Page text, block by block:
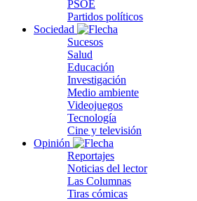
PSOE
Partidos políticos
Sociedad
Sucesos
Salud
Educación
Investigación
Medio ambiente
Videojuegos
Tecnología
Cine y televisión
Opinión
Reportajes
Noticias del lector
Las Columnas
Tiras cómicas